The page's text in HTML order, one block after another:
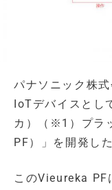
パナソニック株
IoTデバイスとし
カ）（※1）プラ
PF）」を開発した
このVieureka PF